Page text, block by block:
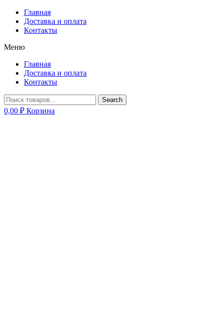
Главная
Доставка и оплата
Контакты
Меню
Главная
Доставка и оплата
Контакты
Search
0,00 ₽ Корзина